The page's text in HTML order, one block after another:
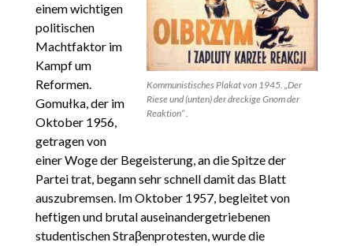
Kommunistisches Plakat von 1945. „Der
Riese und (unten) der dreckige Gnom der
Reaktion“ .
einem wichtigen
politischen
Machtfaktor im
Kampf um
Reformen.
Gomułka, der im
Oktober 1956,
getragen von
einer Woge der Begeisterung, an die Spitze der
Partei trat, begann sehr schnell damit das Blatt
auszubremsen. Im Oktober 1957, begleitet von
heftigen und brutal auseinandergetriebenen
studentischen Straβenprotesten, wurde die